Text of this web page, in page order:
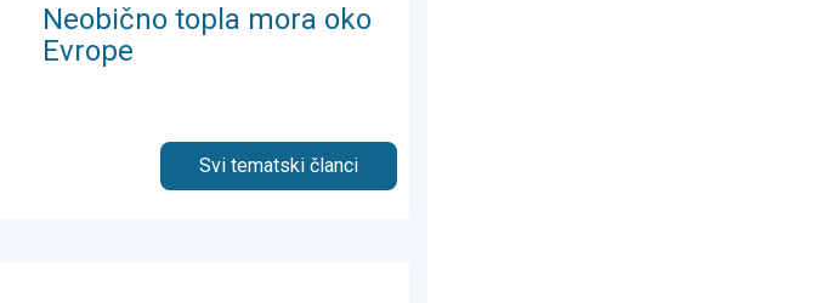
Neobično topla mora oko
Evrope
Svi tematski članci